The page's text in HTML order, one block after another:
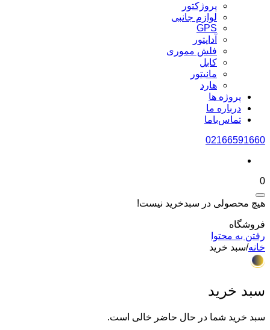
پروژکتور
لوازم جانبی
GPS
آداپتور
فلش مموری
کابل
مانیتور
هارد
پروژه ها
درباره ما
تماس‌باما
02166591660
0
هیچ محصولی در سبدخرید نیست!
فروشگاه
رفتن به محتوا
خانه/سبد خرید
سبد خرید
سبد خرید شما در حال حاضر خالی است.